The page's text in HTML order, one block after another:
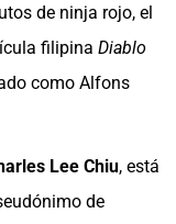
de ninja rojo, el
filipina Diablo
como Alfons
Lee Chiu, está
de